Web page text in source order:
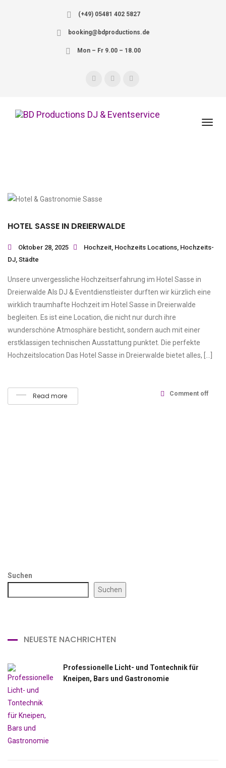
(+49) 05481 402 5827
booking@bdproductions.de
Mon – Fr 9.00 – 18.00
HOTEL SASSE IN DREIERWALDE
Oktober 28, 2025 Hochzeit, Hochzeits Locations, Hochzeits-
DJ, Städte
Unsere unvergessliche Hochzeitserfahrung im Hotel Sasse in
Dreierwalde Als DJ & Eventdienstleister durften wir kürzlich eine
wirklich traumhafte Hochzeit im Hotel Sasse in Dreierwalde
begleiten. Es ist eine Location, die nicht nur durch ihre
wunderschöne Atmosphäre besticht, sondern auch mit einer
erstklassigen technischen Ausstattung punktet. Die perfekte
Hochzeitslocation Das Hotel Sasse in Dreierwalde bietet alles, […]
Read more Comment off
Suchen
Suchen
NEUESTE NACHRICHTEN
Professionelle Licht- und Tontechnik für
Kneipen, Bars und Gastronomie